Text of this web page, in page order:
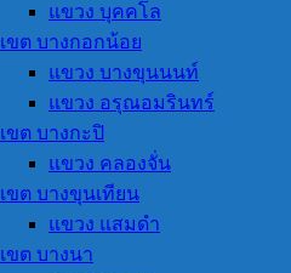
แขวง บุคคโล
เขต บางกอกน้อย
แขวง บางขุนนนท์
แขวง อรุณอมรินทร์
เขต บางกะปิ
แขวง คลองจั่น
เขต บางขุนเทียน
แขวง แสมดำ
เขต บางนา